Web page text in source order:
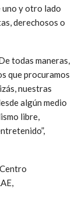
uno y otro lado
derechosos o
todas maneras,
que procuramos
nuestras
algún medio
libre,